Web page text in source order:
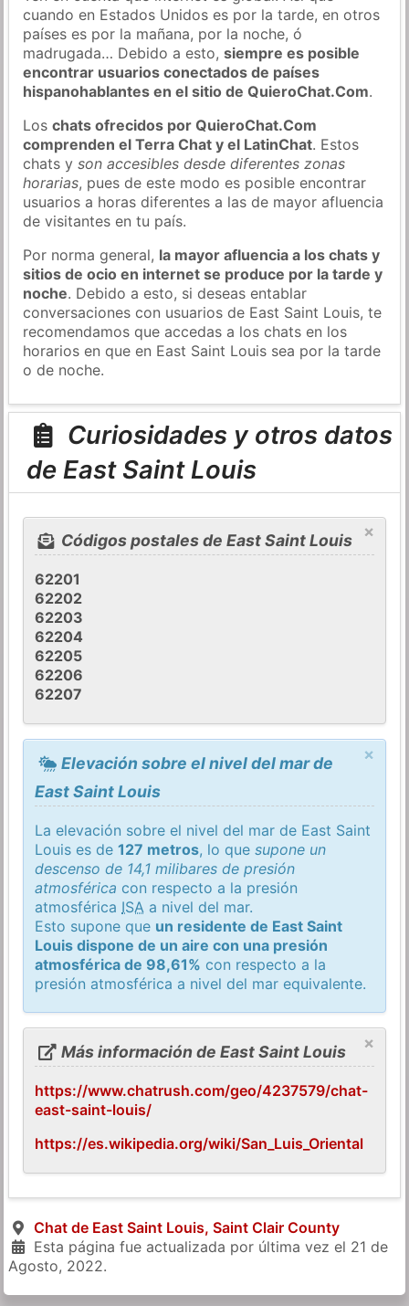
cuando en Estados Unidos es por la tarde, en otros
países es por la mañana, por la noche, ó
madrugada… Debido a esto,siempre es posible
encontrar usuarios conectados de países
hispanohablantes en el sitio de QuieroChat.Com.
Loschats ofrecidos por QuieroChat.Com
comprenden el Terra Chat y el LatinChat. Estos
chats yson accesibles desde diferentes zonas
horarias, pues de este modo es posible encontrar
usuarios a horas diferentes a las de mayor afluencia
de visitantes en tu país.
Por norma general, la mayor afluencia a los chats y
sitios de ocio en internet se produce por la tarde y
noche. Debido a esto, si deseas entablar
conversaciones con usuarios de East Saint Louis, te
recomendamos que accedas a los chats en los
horarios en que en East Saint Louis sea por la tarde
o de noche.
Curiosidades y otros datos
de East Saint Louis
×
Códigos postales de East Saint Louis
62201
62202
62203
62204
62205
62206
62207
×
Elevación sobre el nivel del mar de
East Saint Louis
La elevación sobre el nivel del mar de East Saint
Louis es de127 metros, lo quesupone un
descenso de 14,1 milibares de presión
atmosférica con respecto a la presión
atmosférica ISA a nivel del mar.
Esto supone que un residente de East Saint
Louis dispone de un aire con una presión
atmosférica de 98,61% con respecto a la
presión atmosférica a nivel del mar equivalente.
×
Más información de East Saint Louis
https://www.chatrush.com/geo/4237579/chat-
east-saint-louis/
https://es.wikipedia.org/wiki/San_Luis_Oriental
Chat de East Saint Louis, Saint Clair County
Esta página fue actualizada por última vez el 21 de
Agosto, 2022.